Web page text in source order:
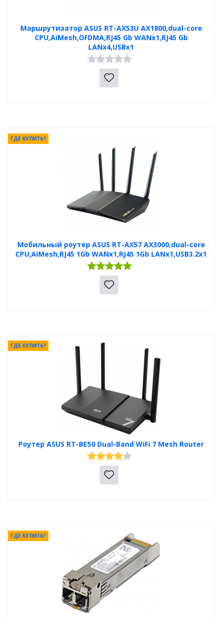
Маршрутизатор ASUS RT-AX53U AX1800,dual-core
CPU,AiMesh,OFDMA,RJ45 Gb WANx1,RJ45 Gb
LANx4,USBx1
Мобильный роутер ASUS RT-AX57 AX3000,dual-core
CPU,AiMesh,RJ45 1Gb WANx1,RJ45 1Gb LANx1,USB3.2x1
ГДЕ КУПИТЬ?
Роутер ASUS RT-BE50 Dual-Band WiFi 7 Mesh Router
ГДЕ КУПИТЬ?
ГДЕ КУПИТЬ?